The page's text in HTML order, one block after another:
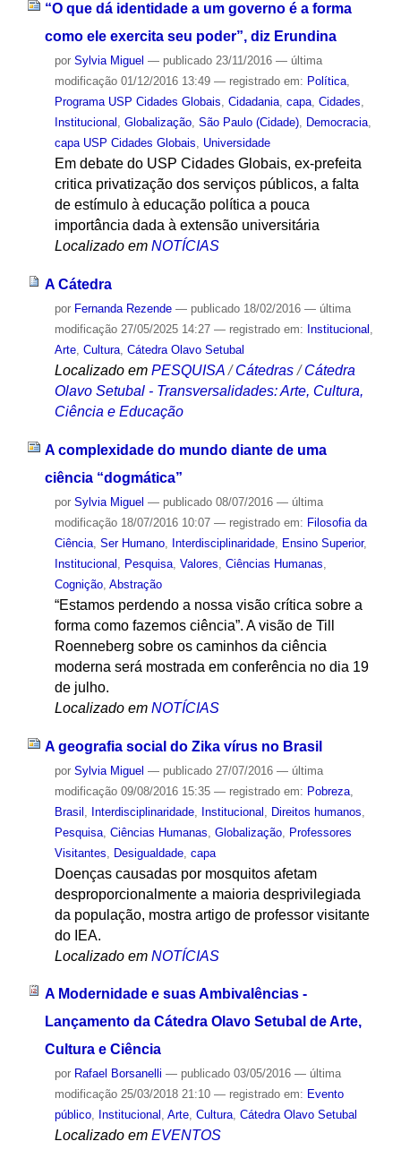
“O que dá identidade a um governo é a forma
como ele exercita seu poder”, diz Erundina
por Sylvia Miguel — publicado23/11/2016 — última
modificação01/12/2016 13:49 — registrado em: Política,
Programa USP Cidades Globais, Cidadania, capa, Cidades,
Institucional , Globalização, São Paulo (Cidade), Democracia,
capa USP Cidades Globais, Universidade
Em debate do USP Cidades Globais, ex-prefeita
critica privatização dos serviços públicos, a falta
de estímulo à educação política a pouca
importância dada à extensão universitária
Localizado em NOTÍCIAS
A Cátedra
por Fernanda Rezende — publicado18/02/2016 — última
modificação27/05/2025 14:27 — registrado em: Institucional ,
Arte, Cultura, Cátedra Olavo Setubal
Localizado em PESQUISA /Cátedras/Cátedra
Olavo Setubal - Transversalidades: Arte, Cultura,
Ciência e Educação
A complexidade do mundo diante de uma
ciência “dogmática”
por Sylvia Miguel — publicado08/07/2016 — última
modificação18/07/2016 10:07 — registrado em: Filosofia da
Ciência, Ser Humano, Interdisciplinaridade, Ensino Superior,
Institucional
Pesquisa, Valores Ciências Humanas
Cognição, Abstração
“Estamos perdendo a nossa visão crítica sobre a
forma como fazemos ciência”. A visão de Till
Roenneberg sobre os caminhos da ciência
moderna será mostrada em conferência no dia 19
de julho.
Localizado em NOTÍCIAS
A geografia social do Zika vírus no Brasil
por Sylvia Miguel — publicado27/07/2016 — última
modificação09/08/2016 15:35 — registrado em: Pobreza,
Brasil
Interdisciplinaridade, Institucional Direitos humanos
Pesquisa, Ciências Humanas Globalização, Professores
Visitantes
Desigualdade, capa
Doenças causadas por mosquitos afetam
desproporcionalmente a maioria desprivilegiada
da população, mostra artigo de professor visitante
do IEA.
Localizado em NOTÍCIAS
A Modernidade e suas Ambivalências -
Lançamento da Cátedra Olavo Setubal de Arte,
Cultura e Ciência
por Rafael Borsanelli — publicado03/05/2016 — última
modificação25/03/2018 21:10 — registrado em: Evento
público, Institucional , Arte, Cultura, Cátedra Olavo Setubal
Localizado em EVENTOS